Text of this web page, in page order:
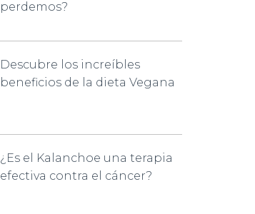
perdemos?
Descubre los increíbles
beneficios de la dieta Vegana
¿Es el Kalanchoe una terapia
efectiva contra el cáncer?